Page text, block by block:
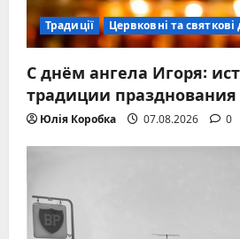
Традиції Цервковні та святкові
С днём ангела Игоря:
традиции празднования
Юлія Коробка 07.08.2026 0